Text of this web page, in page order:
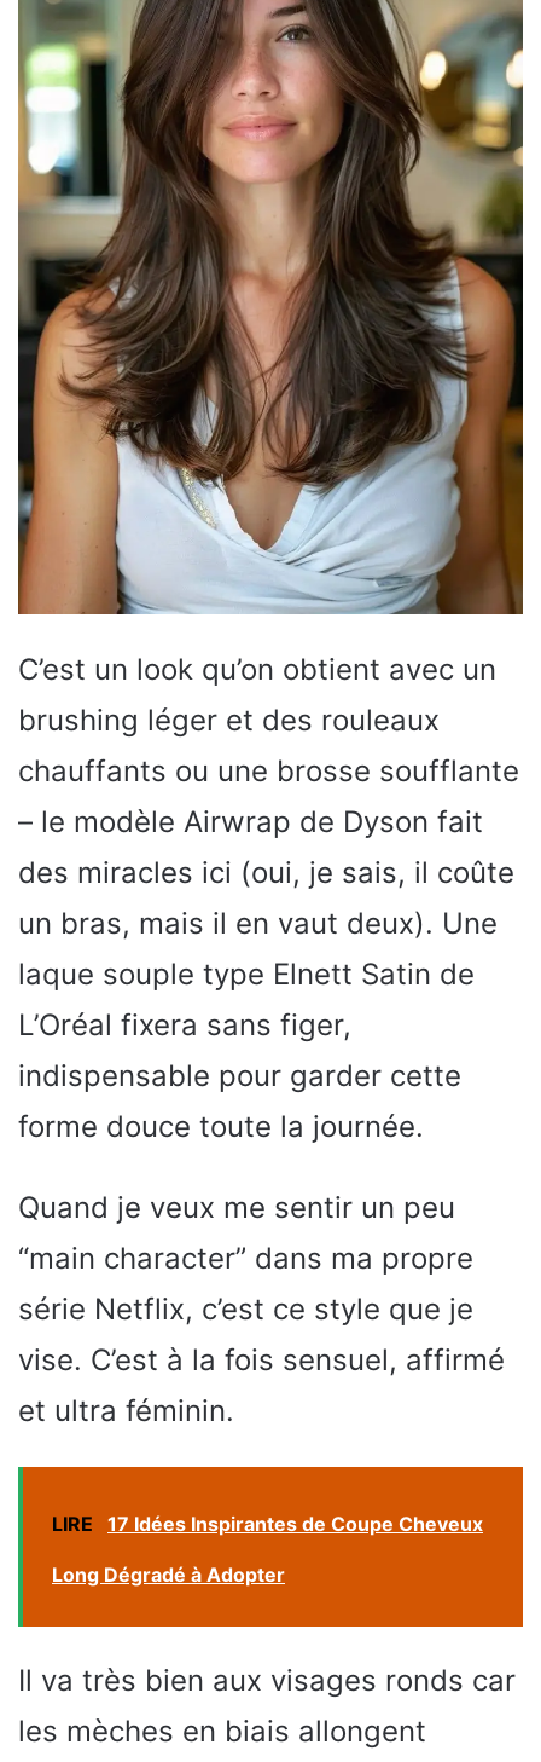
C’est un look qu’on obtient avec un
brushing léger et des rouleaux
chauffants ou une brosse soufflante
– le modèle Airwrap de Dyson fait
des miracles ici (oui, je sais, il coûte
un bras, mais il en vaut deux). Une
laque souple type Elnett Satin de
L’Oréal fixera sans figer,
indispensable pour garder cette
forme douce toute la journée.
Quand je veux me sentir un peu
“main character” dans ma propre
série Netflix, c’est ce style que je
vise. C’est à la fois sensuel, affirmé
et ultra féminin.
LIRE 17 Idées Inspirantes de Coupe Cheveux
Long Dégradé à Adopter
Il va très bien aux visages ronds car
les mèches en biais allongent